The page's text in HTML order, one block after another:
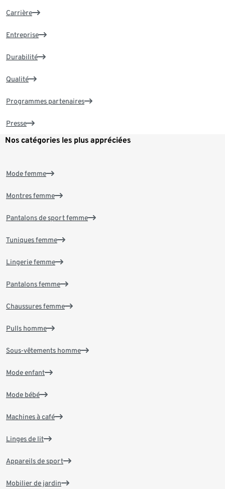
Carrière
Entreprise
Durabilité
Qualité
Programmes partenaires
Presse
Nos catégories les plus appréciées
Mode femme
Montres femme
Pantalons de sport femme
Tuniques femme
Lingerie femme
Pantalons femme
Chaussures femme
Pulls homme
Sous-vêtements homme
Mode enfant
Mode bébé
Machines à café
Linges de lit
Appareils de sport
Mobilier de jardin